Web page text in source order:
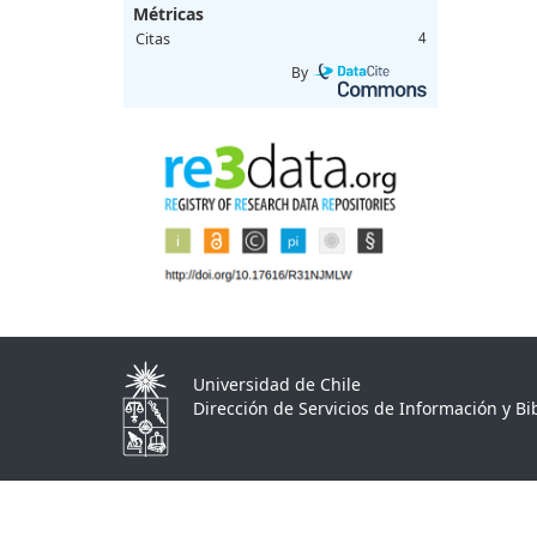
Métricas
Citas 4
By
Universidad de Chile
Dirección de Servicios de Información y